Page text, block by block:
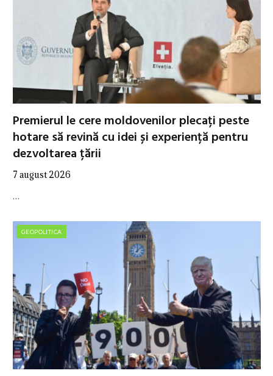
Premierul le cere moldovenilor plecați peste
hotare să revină cu idei și experiență pentru
dezvoltarea țării
7 august 2026
…
GEOPOLITICA